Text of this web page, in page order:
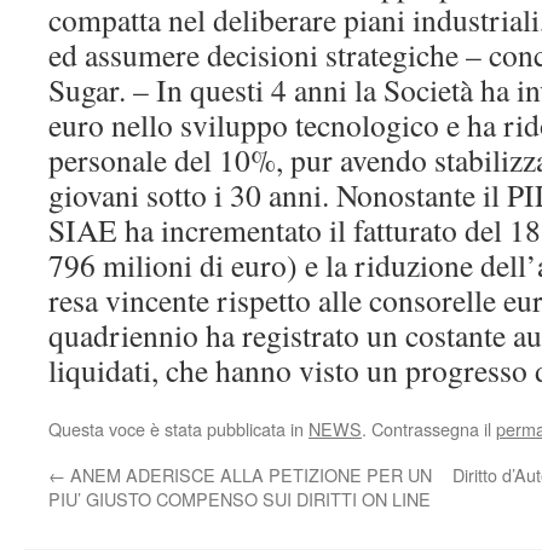
compatta nel deliberare piani
ed assumere decisioni strategiche –
Sugar. – In questi 4 anni la Società ha
euro nello sviluppo tecnologico e ha
personale del 10%, pur avendo
giovani sotto i 30 anni. Nonostante il
SIAE ha incrementato il fatturato del
796 milioni di euro) e la riduzione
resa vincente rispetto alle consorelle
quadriennio ha registrato un costante
liquidati, che hanno visto un progresso
Questa voce è stata pubblicata in NEWS. Contrassegna il
← ANEM ADERISCE ALLA PETIZIONE PER UN
PIU’ GIUSTO COMPENSO SUI DIRITTI ON LINE
Diritto